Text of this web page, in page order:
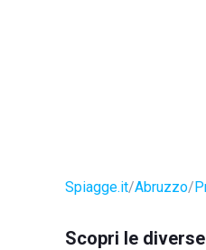
Spiagge.it Abruzzo
Scopri le